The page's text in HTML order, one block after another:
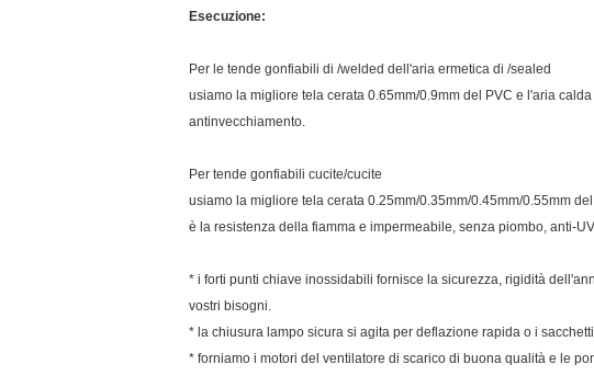
Esecuzione:
Per le tende gonfiabili di /welded dell'aria ermetica di /sealed
usiamo la migliore tela cerata 0.65mm/0.9mm del PVC e l'aria
antinvecchiamento.
Per tende gonfiabili cucite/cucite
usiamo la migliore tela cerata 0.25mm/0.35mm/0.45mm/0.55mm
è la resistenza della fiamma e impermeabile, senza piombo, anti-
* i forti punti chiave inossidabili fornisce la sicurezza, rigidità
vostri bisogni.
* la chiusura lampo sicura si agita per deflazione rapida o i
* forniamo i motori del ventilatore di scarico di buona qualità e le